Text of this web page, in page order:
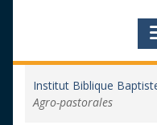
Institut Biblique
Agro-pastorales